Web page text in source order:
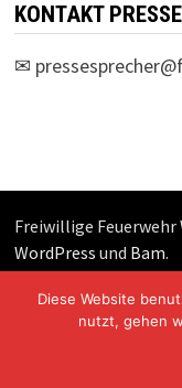
KONTAKT
✉
Freiwillige
WordPress und Bam.
Diese Website
nutzt, gehen